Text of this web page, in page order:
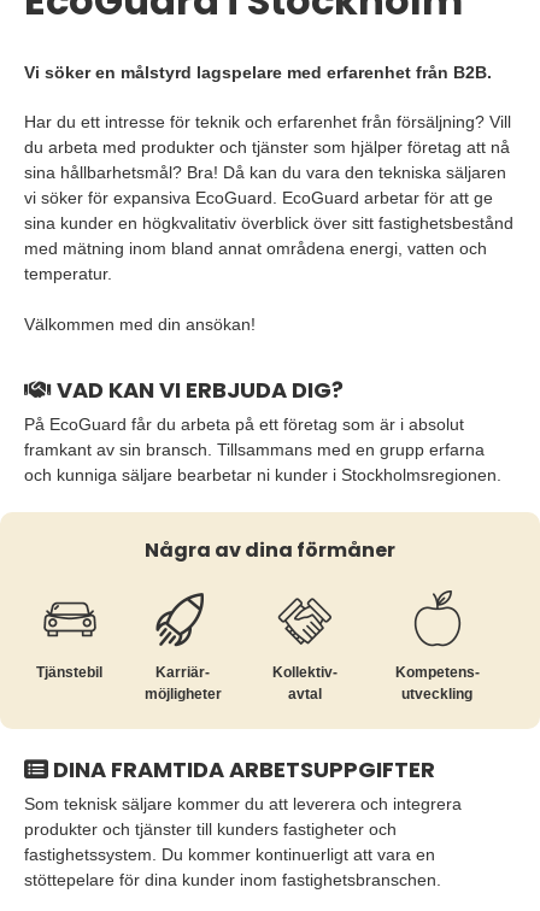
Vi söker en målstyrd lagspelare med erfarenhet från B2B.
Har du ett intresse för teknik och erfarenhet från försäljning? Vill
du arbeta med produkter och tjänster som hjälper företag att nå
sina hållbarhetsmål? Bra! Då kan du vara den tekniska säljaren
vi söker för expansiva EcoGuard. EcoGuard arbetar för att ge
sina kunder en högkvalitativ överblick över sitt fastighetsbestånd
med mätning inom bland annat områdena energi, vatten och
temperatur.
Välkommen med din ansökan!
VAD KAN VI ERBJUDA DIG?
På EcoGuard får du arbeta på ett företag som är i absolut
framkant av sin bransch. Tillsammans med en grupp erfarna
och kunniga säljare bearbetar ni kunder i Stockholmsregionen.
Några av dina förmåner
Tjänstebil
Karriär­
möjligheter
Kollektiv­
avtal
Kompetens­
utveckling
DINA FRAMTIDA ARBETSUPPGIFTER
Som teknisk säljare kommer du att leverera och integrera
produkter och tjänster till kunders fastigheter och
fastighetssystem. Du kommer kontinuerligt att vara en
stöttepelare för dina kunder inom fastighetsbranschen.